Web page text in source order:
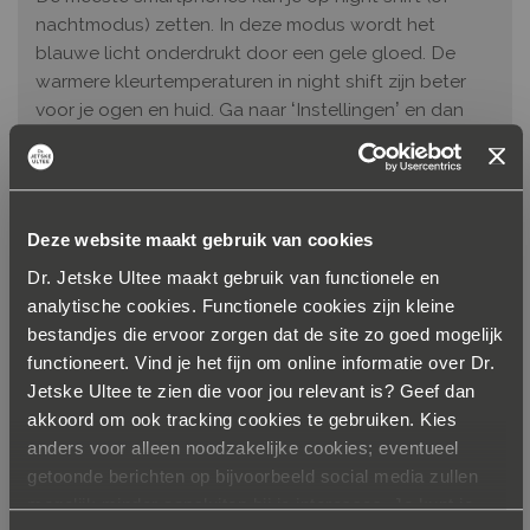
Deze website maakt gebruik van cookies
Dr. Jetske Ultee maakt gebruik van functionele en
analytische cookies. Functionele cookies zijn kleine
bestandjes die ervoor zorgen dat de site zo goed mogelijk
functioneert. Vind je het fijn om online informatie over Dr.
Jetske Ultee te zien die voor jou relevant is? Geef dan
akkoord om ook tracking cookies te gebruiken. Kies
anders voor alleen noodzakelijke cookies; eventueel
getoonde berichten op bijvoorbeeld social media zullen
mogelijk minder aansluiten bij je interesses. Je kunt je
nachtmodus) zetten. In deze modus wordt het
blauwe licht onderdrukt door een gele gloed. De
warmere kleurtemperaturen in night shift zijn beter
voor je ogen en huid. Ga naar ‘Instellingen’ en dan
naar ‘Beeldscherm’ om night shift in te schakelen.
De juiste filters
Minimaal of niet: blauw licht kán dus schade aanrichten.
Daarom is je huid beschermen geen overbodige luxe. De
productspecialist van huidverzorgingsmerk Paula’s
Choice: “Veel crèmes die tegen uv-A- en uv-B-stralen